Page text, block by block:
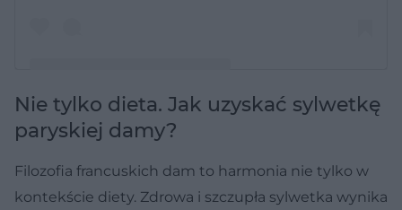
Post udostępniony przez Mélanie Révil (@melaniervl_)
Nie tylko dieta. Jak uzyskać sylwetkę
paryskiej damy?
Filozofia francuskich dam to harmonia nie tylko w
kontekście diety. Zdrowa i szczupła sylwetka wynika